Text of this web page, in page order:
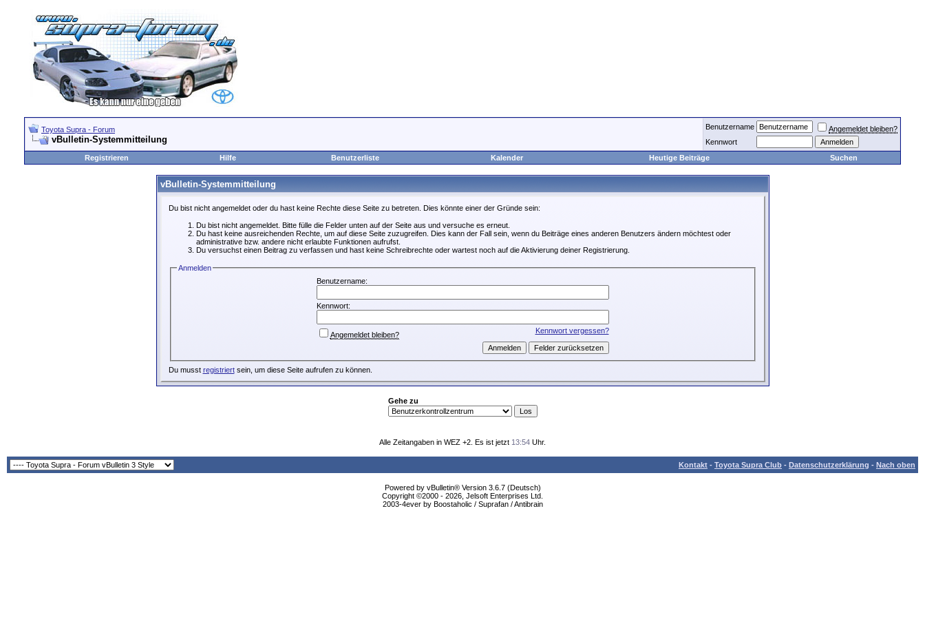
Toyota Supra - Forum
vBulletin-Systemmitteilung
Benutzername
Angemeldet bleiben?
Kennwort
Registrieren
Hilfe Benutzerliste Kalender Heutige Beiträge Suchen
vBulletin-Systemmitteilung
Du bist nicht angemeldet oder du hast keine Rechte diese Seite zu betreten. Dies könnte einer der Gründe sein:
Du bist nicht angemeldet. Bitte fülle die Felder unten auf der Seite aus und versuche es erneut.
Du hast keine ausreichenden Rechte, um auf diese Seite zuzugreifen. Dies kann der Fall sein, wenn du Beiträge eines anderen Benutzers ändern möchtest oder
administrative bzw. andere nicht erlaubte Funktionen aufrufst.
Du versuchst einen Beitrag zu verfassen und hast keine Schreibrechte oder wartest noch auf die Aktivierung deiner Registrierung.
Anmelden
Benutzername:
Kennwort:
Kennwort vergessen?
Angemeldet bleiben?
Du musst registriertsein, um diese Seite aufrufen zu können.
Gehe zu
Alle Zeitangaben in WEZ +2. Es ist jetzt 13:54 Uhr.
Kontakt - Toyota Supra Club - Datenschutzerklärung - Nach oben
Powered by vBulletin® Version 3.6.7 (Deutsch)
Copyright ©2000 - 2026, Jelsoft Enterprises Ltd.
2003-4ever by Boostaholic / Suprafan / Antibrain